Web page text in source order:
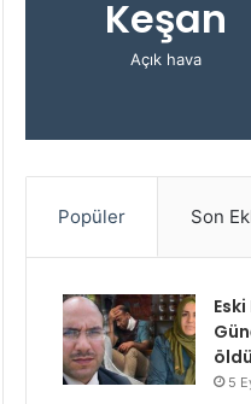
Keşan
Açık hava
Popüler Son
5